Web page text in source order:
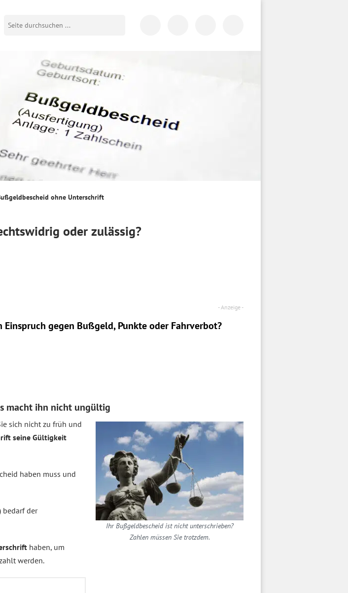
ohne Unterschrift
oder zulässig?
Einspruch gegen Bußgeld, Punkte oder Fahrverbot?
macht ihn nicht ungültig
Ihr Bußgeldbescheid ist nicht unterschrieben?
Zahlen müssen Sie trotzdem.
sich nicht zu früh und
seine Gültigkeit
haben muss und
bedarf der
haben, um
werden.